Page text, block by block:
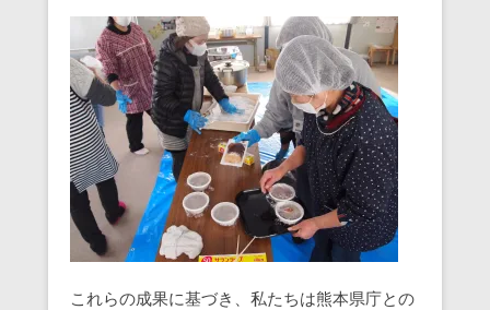
これらの成果に基づき、私たちは熊本県庁との